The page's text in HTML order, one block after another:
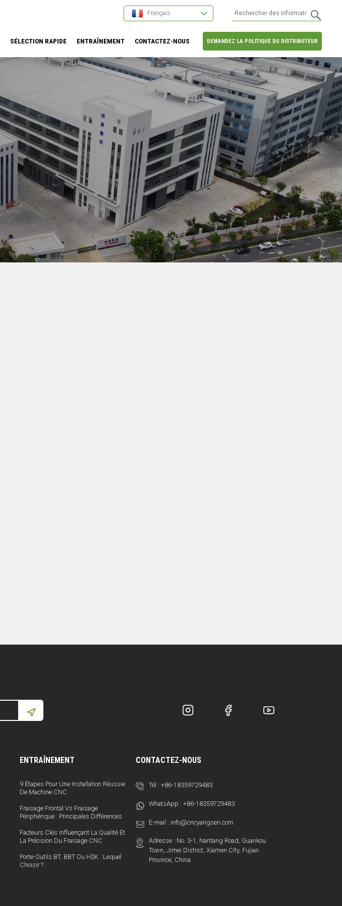
Français
DEMANDEZ LA POLITIQUE DU DISTRIBUTEUR
SÉLECTION RAPIDE ENTRAÎNEMENT CONTACTEZ-NOUS
ENTRAÎNEMENT
9 Étapes Pour Une Installation Réussie
De Machine CNC
Fraisage Frontal Vs Fraisage
Périphérique : Principales Différences
Facteurs Clés Influençant La Qualité Et
La Précision Du Fraisage CNC
Porte-Outils BT, BBT Ou HSK : Lequel
Choisir ?
CONTACTEZ-NOUS
Tél :+86-18359729483
WhatsApp :+86-18359729483
E-mail : info@cncyangsen.com
Adresse : No. 3-1, Nantang Road, Guankou
Town, Jimei District, Xiamen City, Fujian
Province, China